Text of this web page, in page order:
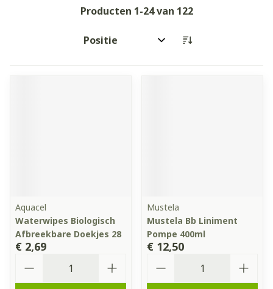
Producten 1-24van 122
Sorteer op:
Aquacel
Waterwipes Biologisch
Afbreekbare Doekjes 28
€ 2,69
Mustela
Mustela Bb Liniment
Pompe 400ml
€ 12,50